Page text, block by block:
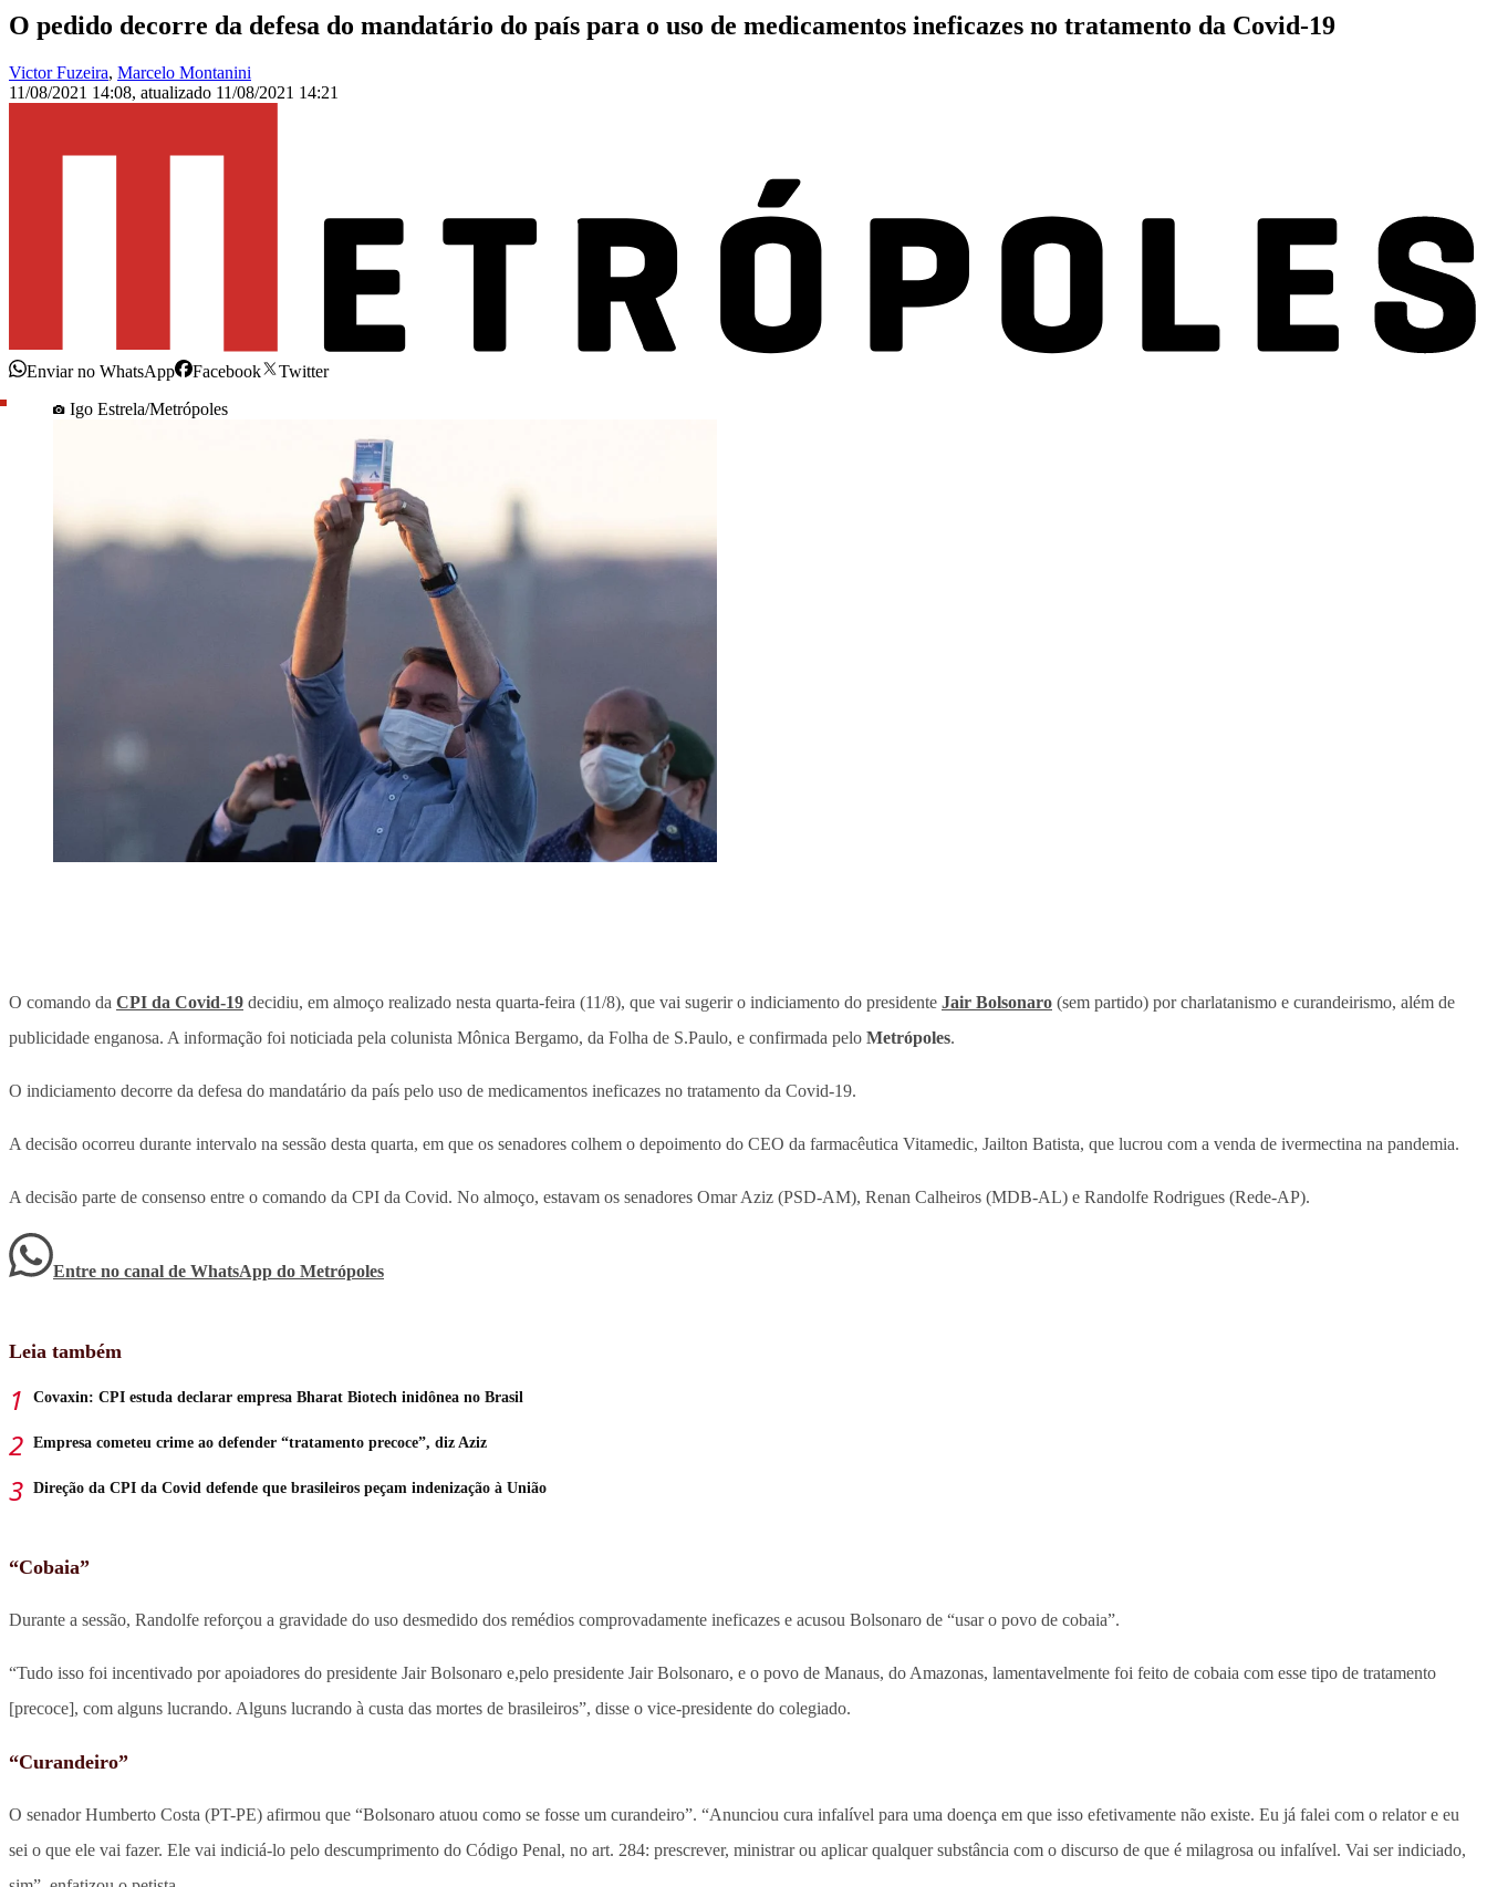
O pedido decorre da defesa do mandatário do país para o uso de medicamentos ineficazes no tratamento da Covid-19
Victor Fuzeira, Marcelo Montanini
11/08/2021 14:08, atualizado 11/08/2021 14:21
Enviar no WhatsApp Facebook
Twitter
Igo Estrela/Metrópoles
O comando da CPI da Covid-19 decidiu, em almoço realizado nesta quarta-feira (11/8), que vai sugerir o indiciamento do presidente Jair Bolsonaro (sem partido) por charlatanismo e curandeirismo, além de
publicidade enganosa. A informação foi noticiada pela colunista Mônica Bergamo, da Folha de S.Paulo, e confirmada pelo Metrópoles.
O indiciamento decorre da defesa do mandatário da país pelo uso de medicamentos ineficazes no tratamento da Covid-19.
A decisão ocorreu durante intervalo na sessão desta quarta, em que os senadores colhem o depoimento do CEO da farmacêutica Vitamedic, Jailton Batista, que lucrou com a venda de ivermectina na pandemia.
A decisão parte de consenso entre o comando da CPI da Covid. No almoço, estavam os senadores Omar Aziz (PSD-AM), Renan Calheiros (MDB-AL) e Randolfe Rodrigues (Rede-AP).
Entre no canal de WhatsApp do Metrópoles
Leia também
Covaxin: CPI estuda declarar empresa Bharat Biotech inidônea no Brasil
Empresa cometeu crime ao defender “tratamento precoce”, diz Aziz
Direção da CPI da Covid defende que brasileiros peçam indenização à União
“Cobaia”
Durante a sessão, Randolfe reforçou a gravidade do uso desmedido dos remédios comprovadamente ineficazes e acusou Bolsonaro de “usar o povo de cobaia”.
“Tudo isso foi incentivado por apoiadores do presidente Jair Bolsonaro e,pelo presidente Jair Bolsonaro, e o povo de Manaus, do Amazonas, lamentavelmente foi feito de cobaia com esse tipo de tratamento
[precoce], com alguns lucrando. Alguns lucrando à custa das mortes de brasileiros”, disse o vice-presidente do colegiado.
“Curandeiro”
O senador Humberto Costa (PT-PE) afirmou que “Bolsonaro atuou como se fosse um curandeiro”. “Anunciou cura infalível para uma doença em que isso efetivamente não existe. Eu já falei com o relator e eu
sei o que ele vai fazer. Ele vai indiciá-lo pelo descumprimento do Código Penal, no art. 284: prescrever, ministrar ou aplicar qualquer substância com o discurso de que é milagrosa ou infalível. Vai ser indiciado,